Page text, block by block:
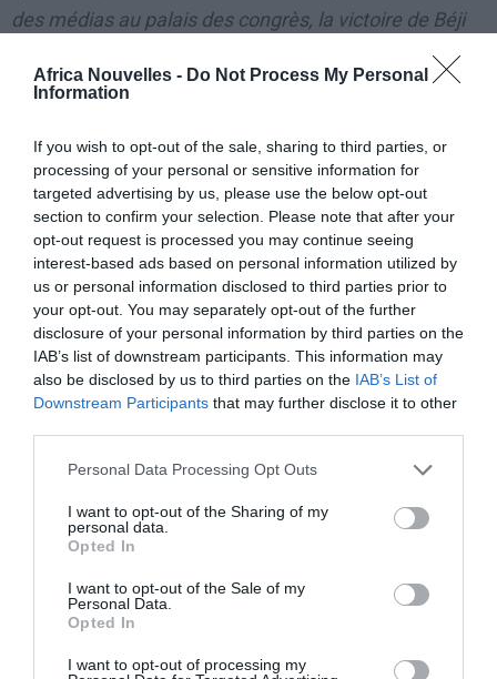
Africa Nouvelles - Do Not Process My Personal
Information
If you wish to opt-out of the sale, sharing to third parties, or
processing of your personal or sensitive information for
targeted advertising by us, please use the below opt-out
section to confirm your selection. Please note that after your
opt-out request is processed you may continue seeing
interest-based ads based on personal information utilized by
us or personal information disclosed to third parties prior to
your opt-out. You may separately opt-out of the further
disclosure of your personal information by third parties on the
IAB’s list of downstream participants. This information may
also be disclosed by us to third parties on the IAB’s List of
Downstream Participants that may further disclose it to other
Personal Data Processing Opt Outs
I want to opt-out of the Sharing of my
personal data.
Opted In
I want to opt-out of the Sale of my
Personal Data.
Opted In
I want to opt-out of processing my
des médias au palais des congrès, la victoire de Béji
Caïd Essebsi avec 55,68% contre 44,32% pour Moncef
Marzouki.
L’ISIE a annoncé
officiellement, lundi 22
décembre après-midi,
lors d’une conférence
de presse au centre
des médias au palais des congrès, la victoire de Béji
Caïd Essebsi avec 55,68% contre 44,32% pour Moncef
Marzouki, qui était prêt à féliciter son adversaire en
cas de défaite. Le nombre des voix est réparti comme
suit:
Béji Caïd Essebsi : 1731529 voix
Moncef Marzouki
Le nombre total des électeurs à atteint 3189672, celui